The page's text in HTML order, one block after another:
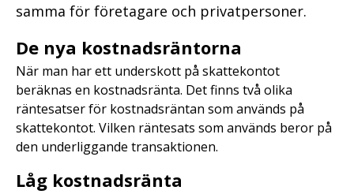
samma för företagare och privatpersoner.
De nya kostnadsräntorna
När man har ett underskott på skattekontot
beräknas en kostnadsränta. Det finns två olika
räntesatser för kostnadsräntan som används på
skattekontot. Vilken räntesats som används beror på
den underliggande transaktionen.
Låg kostnadsränta